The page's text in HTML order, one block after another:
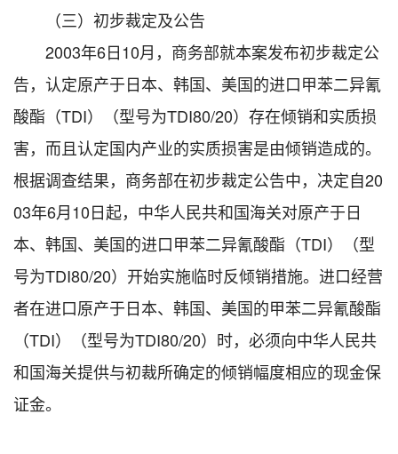
（三）初步裁定及公告
2003年6日10月，商务部就本案发布初步裁定公
告，认定原产于日本、韩国、美国的进口甲苯二异氰
酸酯（TDI）（型号为TDI80/20）存在倾销和实质损
害，而且认定国内产业的实质损害是由倾销造成的。
根据调查结果，商务部在初步裁定公告中，决定自20
03年6月10日起，中华人民共和国海关对原产于日
本、韩国、美国的进口甲苯二异氰酸酯（TDI）（型
号为TDI80/20）开始实施临时反倾销措施。进口经营
者在进口原产于日本、韩国、美国的甲苯二异氰酸酯
（TDI）（型号为TDI80/20）时，必须向中华人民共
和国海关提供与初裁所确定的倾销幅度相应的现金保
证金。